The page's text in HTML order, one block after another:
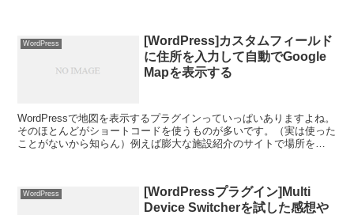
WordPress
[WordPress]カスタムフィールド
に住所を入力して自動でGoogle
Mapを表示する
WordPressで地図を表示するプラグインっていっぱいありますよね。
そのほとんどがショートコードを使うものが多いです。（実は使った
ことがないから知らん）例えば膨大な施設紹介のサイトで場所を
WordPress
[WordPressプラグイン]Multi
Device Switcherを試した感想や